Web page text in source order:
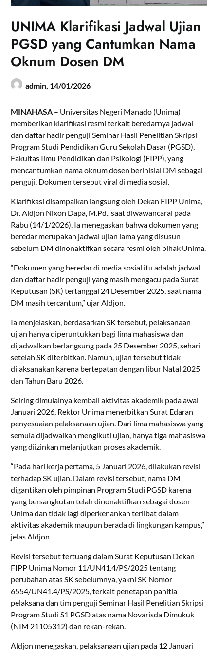
UNIMA Klarifikasi Jadwal Ujian
PGSD yang Cantumkan Nama
Oknum Dosen DM
admin, 14/01/2026
MINAHASA – Universitas Negeri Manado (Unima)
memberikan klarifikasi resmi terkait beredarnya jadwal
dan daftar hadir penguji Seminar Hasil Penelitian Skripsi
Program Studi Pendidikan Guru Sekolah Dasar (PGSD),
Fakultas Ilmu Pendidikan dan Psikologi (FIPP), yang
mencantumkan nama oknum dosen berinisial DM sebagai
penguji. Dokumen tersebut viral di media sosial.
Klarifikasi disampaikan langsung oleh Dekan FIPP Unima,
Dr. Aldjon Nixon Dapa, M.Pd., saat diwawancarai pada
Rabu (14/1/2026). Ia menegaskan bahwa dokumen yang
beredar merupakan jadwal ujian lama yang disusun
sebelum DM dinonaktifkan secara resmi oleh pihak Unima.
“Dokumen yang beredar di media sosial itu adalah jadwal
dan daftar hadir penguji yang masih mengacu pada Surat
Keputusan (SK) tertanggal 24 Desember 2025, saat nama
DM masih tercantum,” ujar Aldjon.
Ia menjelaskan, berdasarkan SK tersebut, pelaksanaan
ujian hanya diperuntukkan bagi lima mahasiswa dan
dijadwalkan berlangsung pada 25 Desember 2025, sehari
setelah SK diterbitkan. Namun, ujian tersebut tidak
dilaksanakan karena bertepatan dengan libur Natal 2025
dan Tahun Baru 2026.
Seiring dimulainya kembali aktivitas akademik pada awal
Januari 2026, Rektor Unima menerbitkan Surat Edaran
penyesuaian pelaksanaan ujian. Dari lima mahasiswa yang
semula dijadwalkan mengikuti ujian, hanya tiga mahasiswa
yang diizinkan melanjutkan proses akademik.
“Pada hari kerja pertama, 5 Januari 2026, dilakukan revisi
terhadap SK ujian. Dalam revisi tersebut, nama DM
digantikan oleh pimpinan Program Studi PGSD karena
yang bersangkutan telah dinonaktifkan sebagai dosen
Unima dan tidak lagi diperkenankan terlibat dalam
aktivitas akademik maupun berada di lingkungan kampus,”
jelas Aldjon.
Revisi tersebut tertuang dalam Surat Keputusan Dekan
FIPP Unima Nomor 11/UN41.4/PS/2025 tentang
perubahan atas SK sebelumnya, yakni SK Nomor
6554/UN41.4/PS/2025, terkait penetapan panitia
pelaksana dan tim penguji Seminar Hasil Penelitian Skripsi
Program Studi S1 PGSD atas nama Novarisda Dimukuk
(NIM 21105312) dan rekan-rekan.
Aldjon menegaskan, pelaksanaan ujian pada 12 Januari